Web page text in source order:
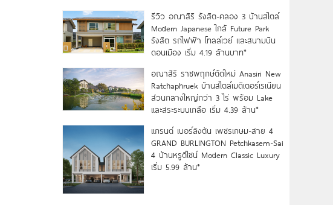
รีวิว อณาสิริ รังสิต-คลอง 3 บ้านสไตล์
Modern Japanese ใกล้ Future Park
รังสิต รถไฟฟ้า โทลล์เวย์ และสนามบิน
ดอนเมือง เริ่ม 4.19 ล้านบาท*
อณาสิริ ราชพฤกษ์ตัดใหม่ Anasiri New
Ratchaphruek บ้านสไตล์เมดิเตอร์เรเนียน
ส่วนกลางใหญ่กว่า 3 ไร่ พร้อม Lake
และสระระบบเกลือ เริ่ม 4.39 ล้าน*
แกรนด์ เบอร์ลิงตัน เพชรเกษม-สาย 4
GRAND BURLINGTON Petchkasem-Sai
4 บ้านหรูดีไซน์ Modern Classic Luxury
เริ่ม 5.99 ล้าน*